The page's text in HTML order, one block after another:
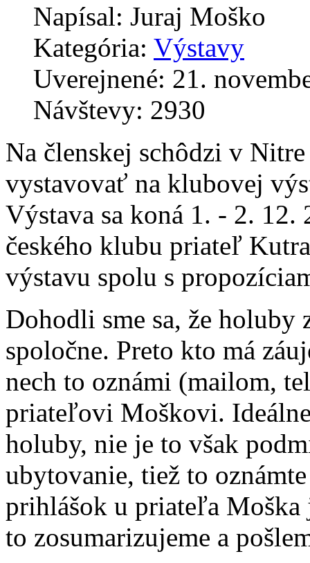
Napísal: Juraj Moško
Kategória: Výstavy
Uverejnené: 21.
Návštevy: 2930
Na členskej schôdzi v
vystavovať na klubovej
Výstava sa koná 1. - 2. 12.
českého klubu priateľ
výstavu spolu s
Dohodli sme sa, že holuby
spoločne. Preto kto má
nech to oznámi (mailom,
priateľovi Moškovi.
holuby, nie je to však
ubytovanie, tiež to
prihlášok u priateľa
to zosumarizujeme a